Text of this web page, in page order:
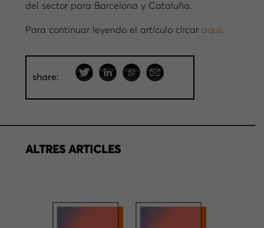
del sector para Barcelona y Cataluña.
Para continuar leyendo el artículo clicar aquí
share:
ALTRES ARTICLES